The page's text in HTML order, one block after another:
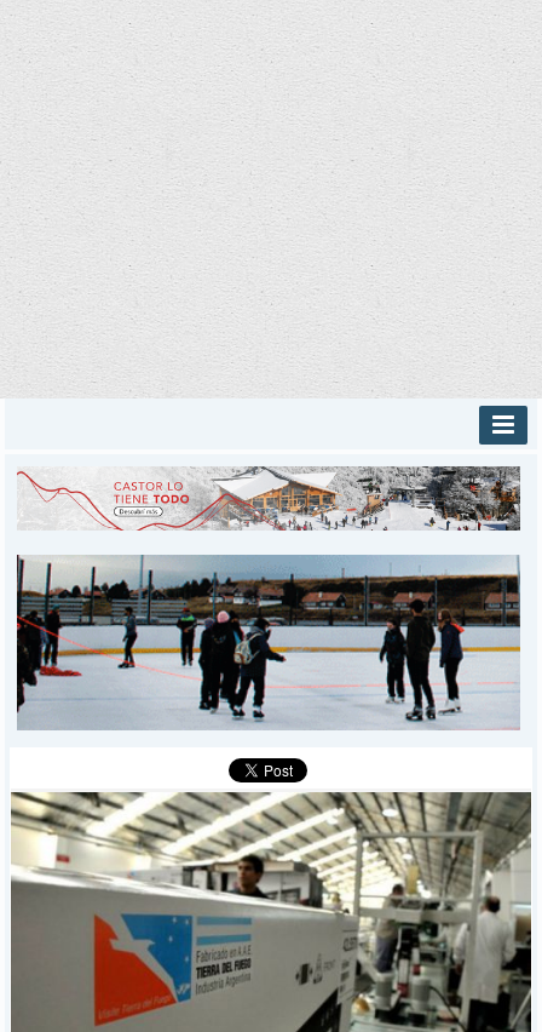
INICIO
PROVINCIALES
DEPORTES
POLICIALES
I-DIARIO
MÁS
BÚSQUEDA